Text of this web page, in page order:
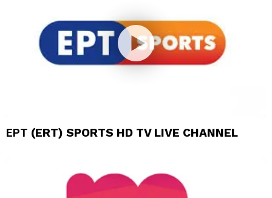
ΕΡΤ (ERT) SPORTS HD TV LIVE CHANNEL